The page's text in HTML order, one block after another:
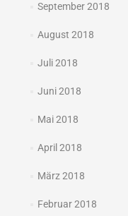
September 2018
August 2018
Juli 2018
Juni 2018
Mai 2018
April 2018
März 2018
Februar 2018